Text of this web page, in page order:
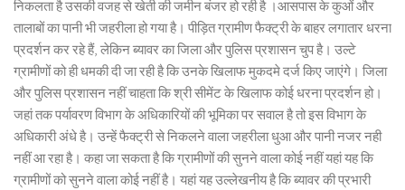
निकलता है उसकी वजह से खेती की जमीन बंजर हो रही है ।आसपास के कुओं और
तालाबों का पानी भी जहरीला हो गया है। पीड़ित ग्रामीण फैक्ट्री के बाहर लगातार धरना
प्रदर्शन कर रहे हैं, लेकिन ब्यावर का जिला और पुलिस प्रशासन चुप है। उल्टे
ग्रामीणों को ही धमकी दी जा रही है कि उनके खिलाफ मुकदमे दर्ज किए जाएंगे। जिला
और पुलिस प्रशासन नहीं चाहता कि श्री सीमेंट के खिलाफ कोई धरना प्रदर्शन हो।
जहां तक पर्यावरण विभाग के अधिकारियों की भूमिका पर सवाल है तो इस विभाग के
अधिकारी अंधे है। उन्हें फैक्ट्री से निकलने वाला जहरीला धुआ और पानी नजर नही
नहीं आ रहा है। कहा जा सकता है कि ग्रामीणों की सुनने वाला कोई नहीं यहां यह कि
ग्रामीणों को सुनने वाला कोई नहीं है। यहां यह उल्लेखनीय है कि ब्यावर की प्रभारी